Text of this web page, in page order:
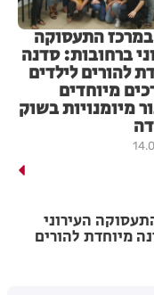
התעסוקה
ברחובות: סדנה
להורים לילדים
מיוחדים
מיומנויות בשוק
העירוני
מיוחדת להורים